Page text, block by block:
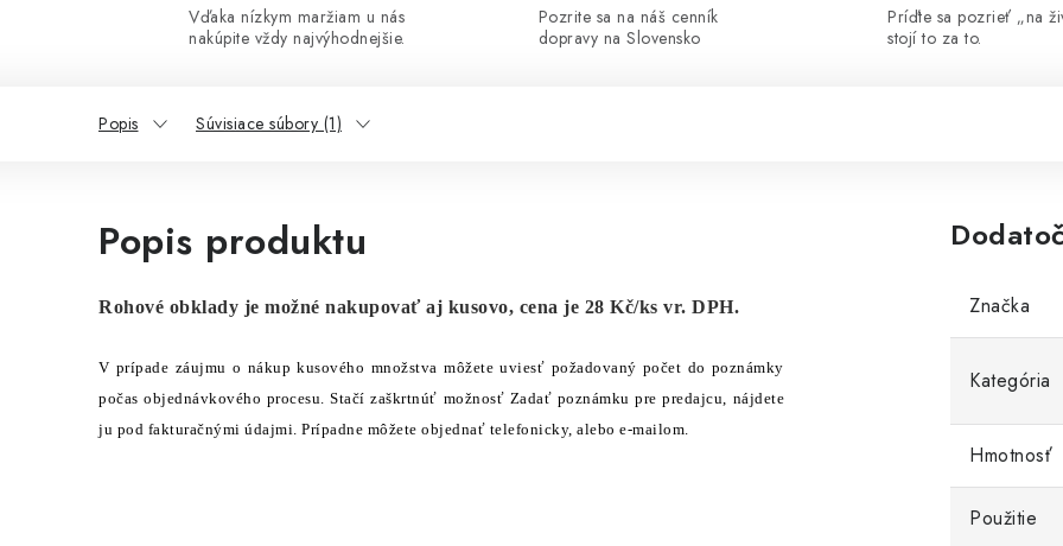
Vďaka nízkym maržiam u nás
nakúpite vždy najvýhodnejšie.
Pozrite sa na náš cenník
dopravy na Slovensko
Príďte sa pozrieť „na
stojí to za to.
Popis Súvisiace súbory (1)
Popis produktu
Rohové obklady je možné nakupovať aj kusovo, cena je 28 Kč/ks vr. DPH.
V prípade záujmu o nákup kusového množstva môžete uviesť požadovaný počet do poznámky
počas objednávkového procesu. Stačí zaškrtnúť možnosť Zadať poznámku pre predajcu, nájdete
ju pod fakturačnými údajmi. Prípadne môžete objednať telefonicky, alebo e-mailom.
Značka
Kategória
Hmotnosť
Použitie